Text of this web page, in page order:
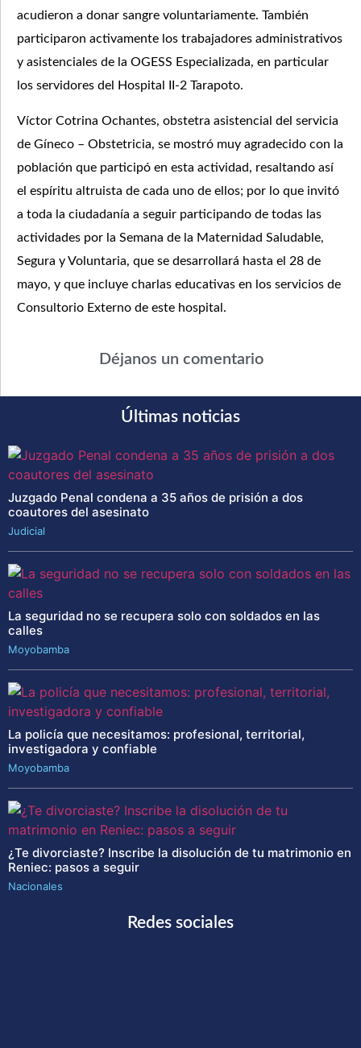
acudieron a donar sangre voluntariamente. También
participaron activamente los trabajadores administrativos
y asistenciales de la OGESS Especializada, en particular
los servidores del Hospital II-2 Tarapoto.
Víctor Cotrina Ochantes, obstetra asistencial del servicia
de Gíneco – Obstetricia, se mostró muy agradecido con la
población que participó en esta actividad, resaltando así
el espíritu altruista de cada uno de ellos; por lo que invitó
a toda la ciudadanía a seguir participando de todas las
actividades por la Semana de la Maternidad Saludable,
Segura y Voluntaria, que se desarrollará hasta el 28 de
mayo, y que incluye charlas educativas en los servicios de
Consultorio Externo de este hospital.
Déjanos un comentario
Últimas noticias
Juzgado Penal condena a 35 años de prisión a dos
coautores del asesinato
Judicial
La seguridad no se recupera solo con soldados en las
calles
Moyobamba
La policía que necesitamos: profesional, territorial,
investigadora y confiable
Moyobamba
¿Te divorciaste? Inscribe la disolución de tu matrimonio en
Reniec: pasos a seguir
Nacionales
Redes sociales